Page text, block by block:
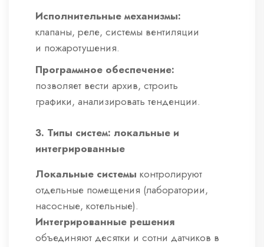
Исполнительные механизмы:
клапаны, реле, системы вентиляции
и пожаротушения.
Программное обеспечение:
позволяет вести архив, строить
графики, анализировать тенденции.
3. Типы систем: локальные и
интегрированные
Локальные системы контролируют
отдельные помещения (лаборатории,
насосные, котельные).
Интегрированные решения
объединяют десятки и сотни датчиков в